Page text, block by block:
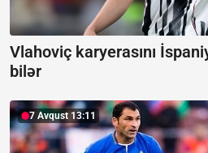
Vlahoviç karyerasını
bilər
7 Avqust 13:11